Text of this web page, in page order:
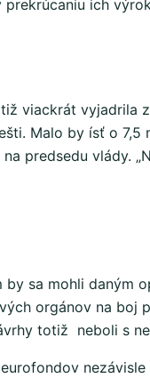
ich
viackrát vyjadrila
Malo by ísť o
predsedu vlády.
sa mohli daným
orgánov na
totiž neboli s